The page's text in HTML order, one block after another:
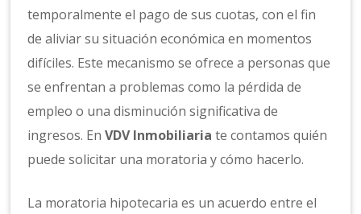
temporalmente el pago de sus cuotas, con el fin
de aliviar su situación económica en momentos
difíciles. Este mecanismo se ofrece a personas que
se enfrentan a problemas como la pérdida de
empleo o una disminución significativa de
ingresos. EnVDV Inmobiliaria te contamos quién
puede solicitar una moratoria y cómo hacerlo.
La moratoria hipotecaria es un acuerdo entre el